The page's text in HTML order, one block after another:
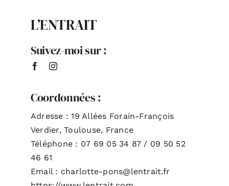
L’ENTRAIT
Suivez-moi sur :
Coordonnées :
Adresse : 19 Allées Forain-François
Verdier, Toulouse, France
Téléphone : 07 69 05 34 87 / 09 50 52
46 61
Email : charlotte-pons@lentrait.fr
ACTUALITÉS
CONTACT